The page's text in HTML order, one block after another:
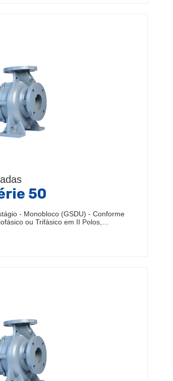
50
- Monobloco (GSDU) - Conforme
ou Trifásico em II Polos,…